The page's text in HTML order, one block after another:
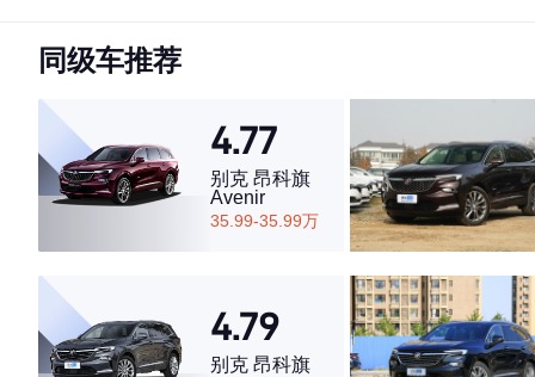
·空间表现较为优秀，优于67%同级车
同级车推荐
4.77
别克 昂科旗
Avenir
35.99-35.99万
4.79
别克 昂科旗